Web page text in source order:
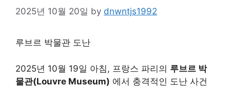
2025년 10월 20일 by dnwntjs1992
루브르 박물관 도난
2025년 10월 19일 아침, 프랑스 파리의 루브르 박
물관(Louvre Museum) 에서 충격적인 도난 사건